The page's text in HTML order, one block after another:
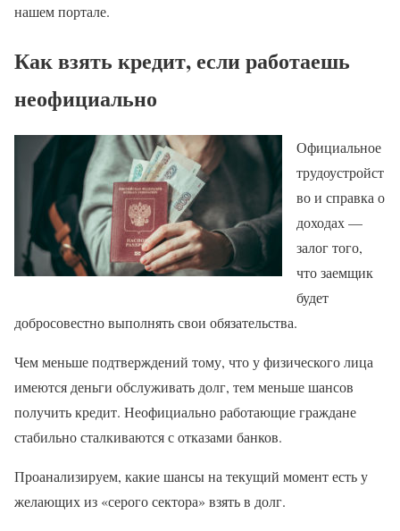
нашем портале.
Как взять кредит, если работаешь
неофициально
Официальное
трудоустройст
во и справка о
доходах —
залог того,
что заемщик
будет
добросовестно выполнять свои обязательства.
Чем меньше подтверждений тому, что у физического лица
имеются деньги обслуживать долг, тем меньше шансов
получить кредит. Неофициально работающие граждане
стабильно сталкиваются с отказами банков.
Проанализируем, какие шансы на текущий момент есть у
желающих из «серого сектора» взять в долг.